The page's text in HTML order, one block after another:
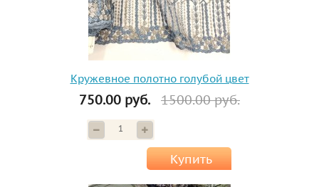
Кружевное полотно голубой цвет
750.00 руб. 1500.00 руб.
Купить